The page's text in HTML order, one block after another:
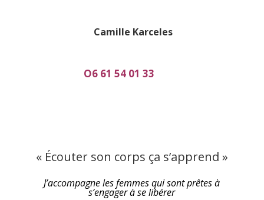
Camille Karceles
O6 61 54 01 33
« Écouter son corps ça s’apprend »
J’accompagne les femmes qui sont prêtes à
s’engager à se libérer